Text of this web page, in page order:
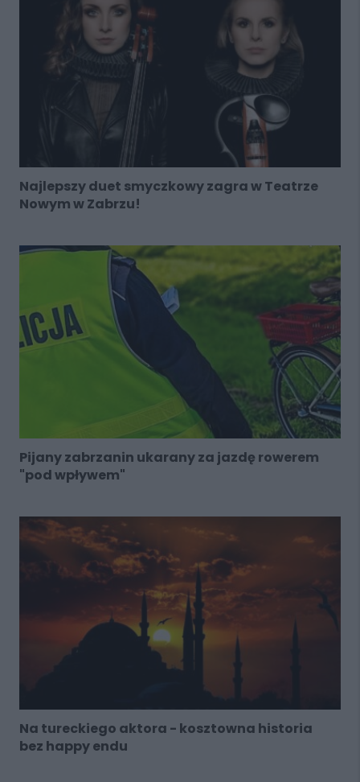
Najlepszy duet smyczkowy zagra w Teatrze
Nowym w Zabrzu!
Pijany zabrzanin ukarany za jazdę rowerem
"pod wpływem"
Na tureckiego aktora - kosztowna historia
bez happy endu